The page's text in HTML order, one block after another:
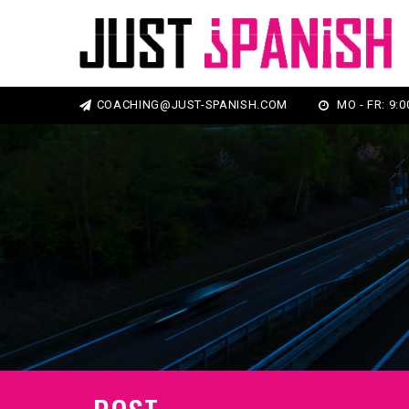
COACHING@JUST-SPANISH.COM MO - FR: